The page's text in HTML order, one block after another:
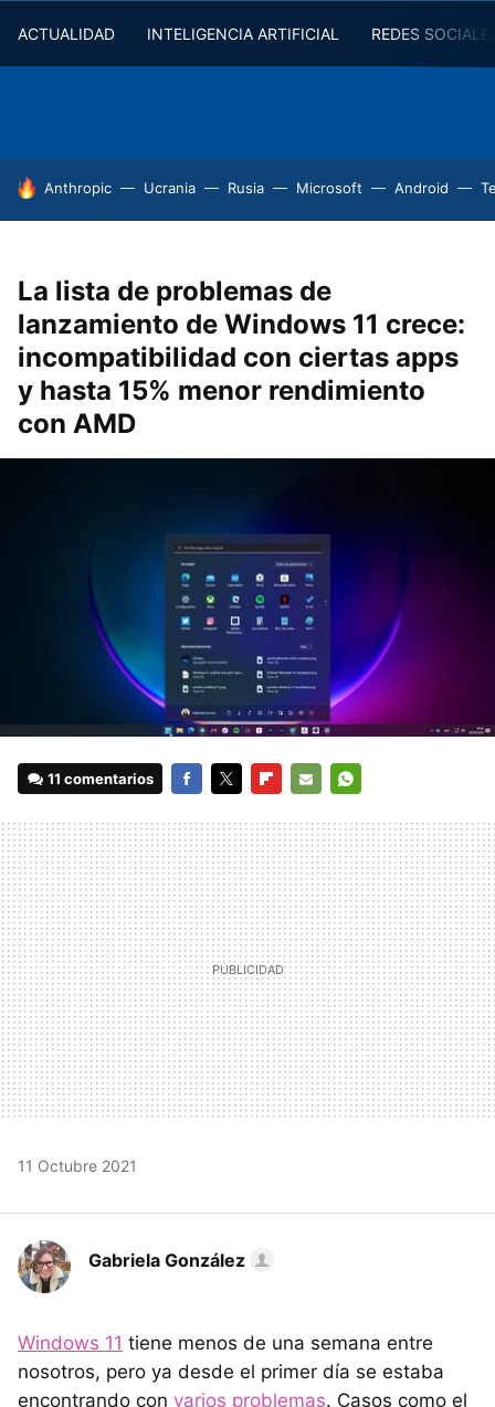
ACTUALIDAD INTELIGENCIA ARTIFICIAL REDES
HOY SE HABLA DE
Anthropic Ucrania Rusia Microsoft Android
La lista de problemas de
lanzamiento de Windows 11 crece:
incompatibilidad con ciertas apps
y hasta 15% menor rendimiento
con AMD
11 comentarios
MAIL
11 Octubre 2021
Gabriela González
Windows 11 tiene menos de una semana entre
nosotros, pero ya desde el primer día se estaba
encontrando con varios problemas. Casos como el